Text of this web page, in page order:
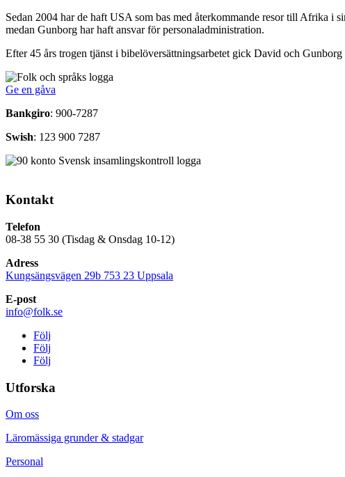
Sedan 2004 har de haft USA som bas med återkommande resor till Afrika i
medan Gunborg har haft ansvar för personaladministration.
Efter 45 års trogen tjänst i bibelöversättningsarbetet gick David och
Ge en gåva
Bankgiro: 900-7287
Swish: 123 900 7287
Kontakt
Telefon
08-38 55 30 (Tisdag & Onsdag 10-12)
Adress
Kungsängsvägen 29b 753 23 Uppsala
E-post
info@folk.se
Följ
Följ
Följ
Utforska
Om oss
Läromässiga grunder & stadgar
Personal